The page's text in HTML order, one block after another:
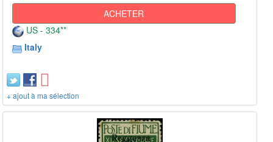
ACHETER
US - 334**
Italy
+ ajout à ma sélection